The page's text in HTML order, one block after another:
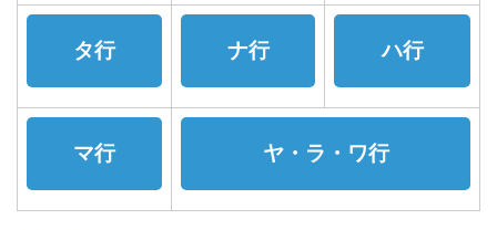
タ行 ナ行 ハ行
マ行 ヤ・ラ・ワ行